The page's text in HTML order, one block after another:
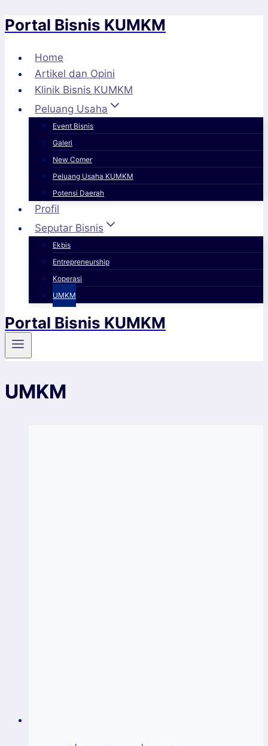
Skip
content
Portal Bisnis KUMKM
Home
Artikel dan Opini
Klinik Bisnis KUMKM
Peluang Usaha
Event Bisnis
Galeri
New Comer
Peluang Usaha KUMKM
Potensi Daerah
Profil
Seputar Bisnis
Ekbis
Entrepreneurship
Koperasi
UMKM
Portal Bisnis KUMKM
UMKM